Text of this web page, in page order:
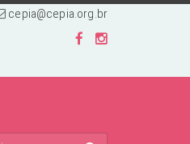
cepia@cepia.org.br